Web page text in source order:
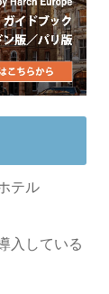
テル
入している